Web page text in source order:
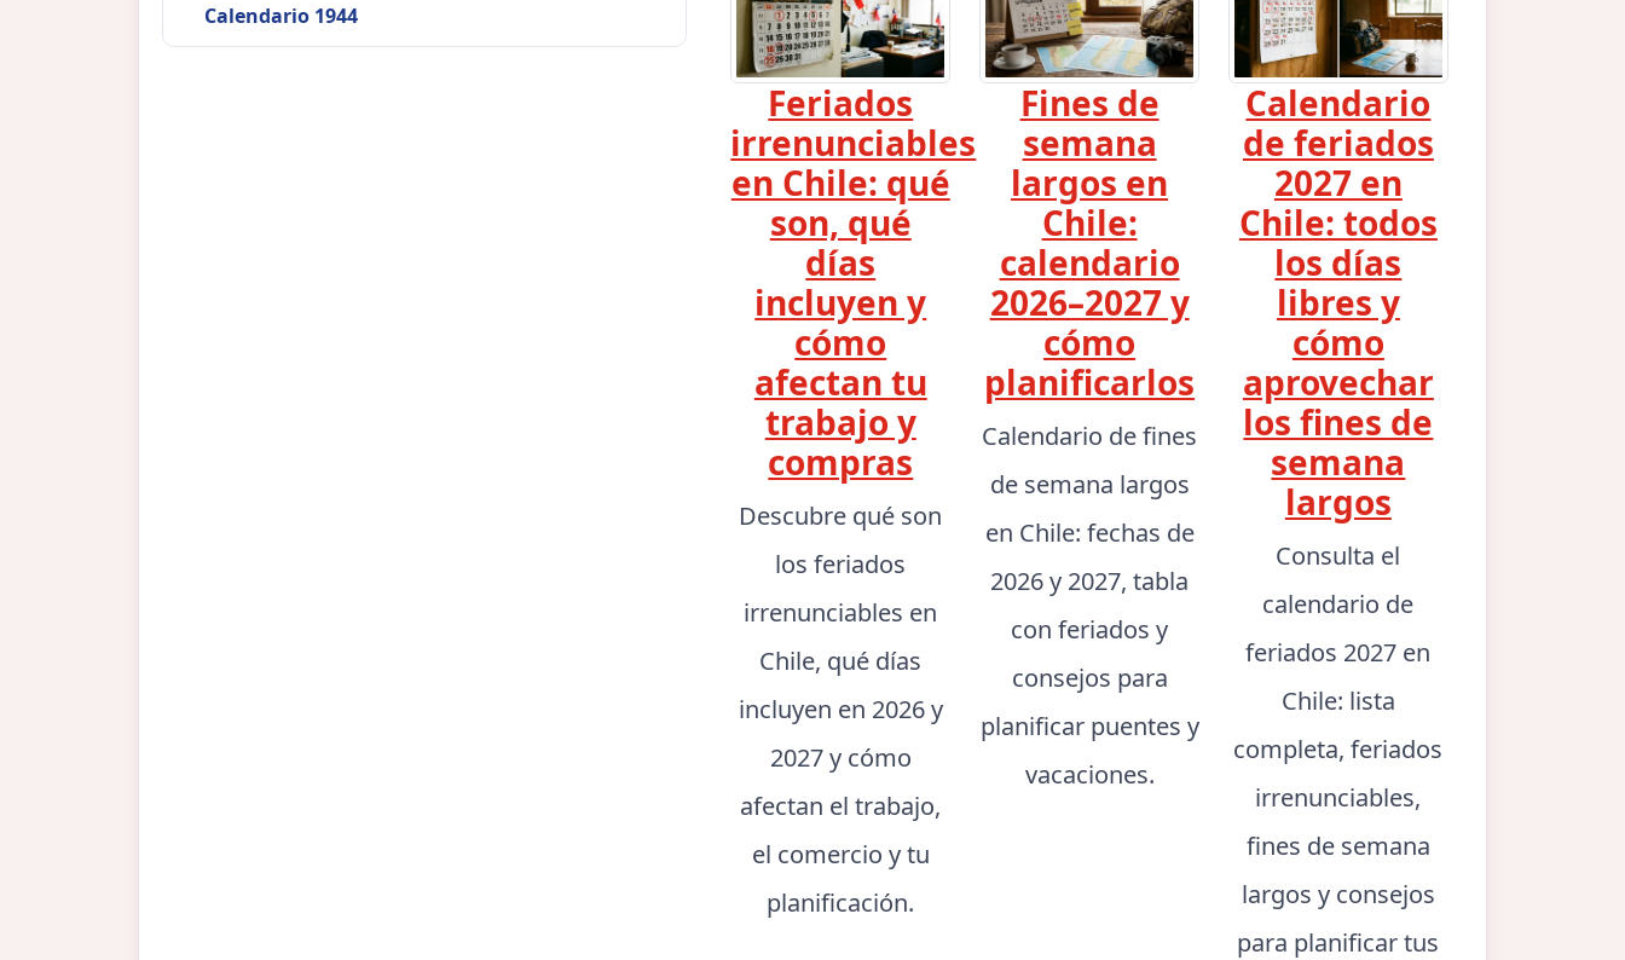
Calendario 1944
Feriados
irrenunciables
en Chile: qué
son, qué
días
incluyen y
cómo
afectan tu
trabajo y
compras
Descubre qué son
los feriados
irrenunciables en
Chile, qué días
incluyen en 2026 y
2027 y cómo
afectan el trabajo,
el comercio y tu
planificación.
Fines de
semana
largos en
Chile:
calendario
2026–2027 y
cómo
planificarlos
Calendario de fines
de semana largos
en Chile: fechas de
2026 y 2027, tabla
con feriados y
consejos para
planificar puentes y
vacaciones.
Calendario
de feriados
2027 en
Chile: todos
los días
libres y
cómo
aprovechar
los fines de
semana
largos
Consulta el
calendario de
feriados 2027 en
Chile: lista
completa, feriados
irrenunciables,
fines de semana
largos y consejos
para planificar tus